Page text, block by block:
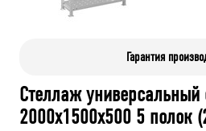
Гарантия
Стеллаж
2000x1500x500 5 полок